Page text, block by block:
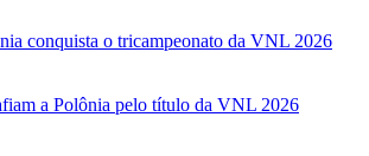
conquista o tricampeonato da VNL 2026
a Polônia pelo título da VNL 2026